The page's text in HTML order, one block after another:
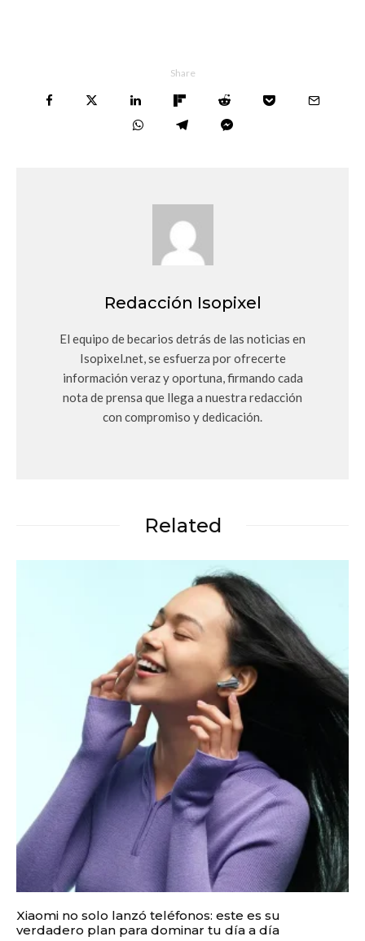
Share
Redacción Isopixel
El equipo de becarios detrás de las noticias en
Isopixel.net, se esfuerza por ofrecerte
información veraz y oportuna, firmando cada
nota de prensa que llega a nuestra redacción
con compromiso y dedicación.
Related
Xiaomi no solo lanzó teléfonos: este es su
verdadero plan para dominar tu día a día